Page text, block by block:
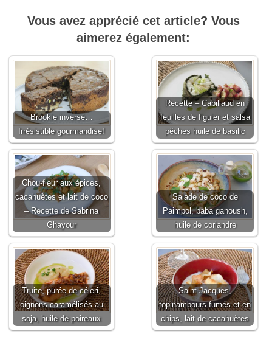
Vous avez apprécié cet article? Vous
aimerez également:
Brookie inversé…
Irrésistible gourmandise!
Recette – Cabillaud en
feuilles de figuier et salsa
pêches huile de basilic
Chou-fleur aux épices,
cacahuètes et lait de coco
– Recette de Sabrina
Ghayour
Salade de coco de
Paimpol, baba ganoush,
huile de coriandre
Truite, purée de céleri,
oignons caramélisés au
soja, huile de poireaux
Saint-Jacques,
topinambours fumés et en
chips, lait de cacahuètes